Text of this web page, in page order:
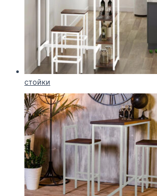
стойки